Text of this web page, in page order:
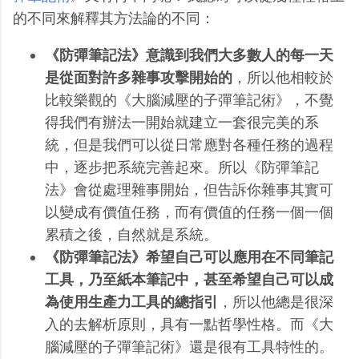
的不同來解釋其方法論的不同：
《防彈筆記法》意識到我們大多數人的每一天
是從面對許多雜事攻擊開始的 ，所以他相較於
比較樂觀的《大腦減壓的子彈筆記術》，不覺
得我們有辦法一開始就建立一套很完美的系
統，但是我們可以從日常應對各種任務的過程
中，逐步把系統完善起來。所以《防彈筆記
法》會從處理雜事開始，但告訴你雜事其實可
以變成有價值任務，而有價值的任務一個一個
累積之後，自然就是系統。
《防彈筆記法》希望自己可以應用在不同筆記
工具，乃至紙本筆記中，甚至希望自己可以成
為使用生產力工具的總指引
，所以他總是很深
入的去解析原則，具有一點哲學性格。而《大
腦減壓的子彈筆記術》還是很有工具特性的。